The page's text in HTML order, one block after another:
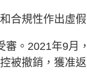
合規性作出虛
。2021年9月
被撤銷，獲准返